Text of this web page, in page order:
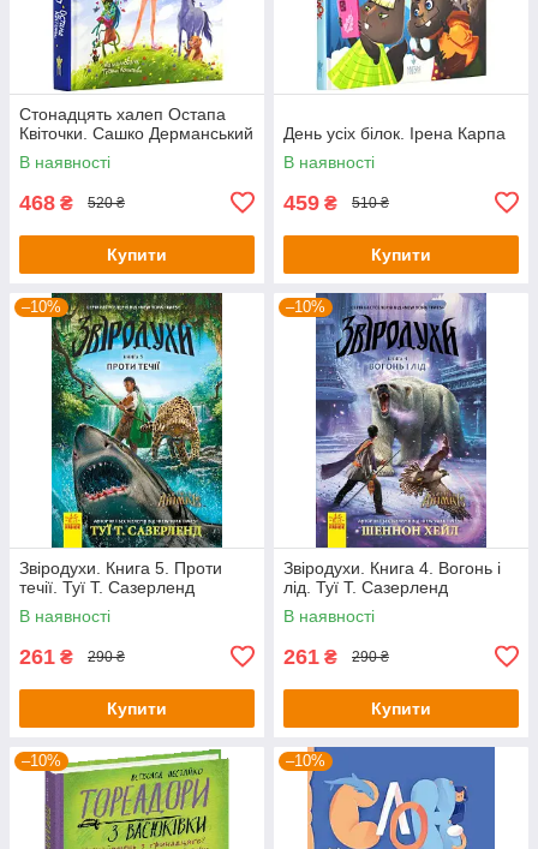
Стонадцять халеп Остапа
Квіточки. Сашко Дерманський
В наявності
468 ₴ 520 ₴
Купити
День усіх білок. Ірена Карпа
В наявності
459 ₴ 510 ₴
Купити
–10%
Звіродухи. Книга 5. Проти
течії. Туї Т. Сазерленд
В наявності
261 ₴ 290 ₴
Купити
–10%
Звіродухи. Книга 4. Вогонь і
лід. Туї Т. Сазерленд
В наявності
261 ₴ 290 ₴
Купити
–10% –10%